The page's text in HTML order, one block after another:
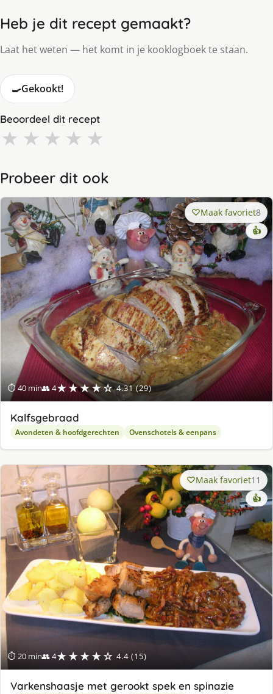
Heb je dit recept gemaakt?
Laat het weten — het komt in je kooklogboek te staan.
🍳Gekookt!
Beoordeel dit recept
★ ★ ★ ★ ★
Probeer dit ook
⏱ 40 min👥 4★★★★☆ 4.31 (29)
Maak favoriet8
👍
Kalfsgebraad
Avondeten & hoofdgerechten Ovenschotels & eenpans
⏱ 20 min👥 4★★★★☆ 4.4 (15)
Maak favoriet11
👍
Varkenshaasje met gerookt spek en spinazie